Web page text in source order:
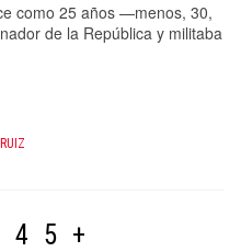
como 25 años —menos, 30,
de la República y militaba
4 5 +